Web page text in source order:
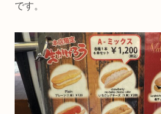
です。